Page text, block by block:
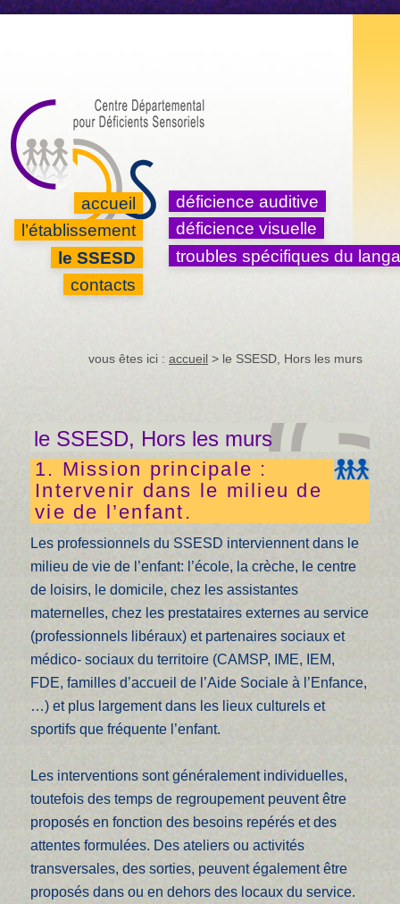
accueil
l’établissement
le SSESD
contacts
déficience auditive
déficience visuelle
troubles spécifiques du
vous êtes ici : accueil > le SSESD, Hors les murs
le SSESD, Hors les murs
1. Mission principale :
Intervenir dans le milieu de
vie de l’enfant.
Les professionnels du SSESD interviennent dans le
milieu de vie de l’enfant: l’école, la crèche, le centre
de loisirs, le domicile, chez les assistantes
maternelles, chez les prestataires externes au service
(professionnels libéraux) et partenaires sociaux et
médico- sociaux du territoire (CAMSP, IME, IEM,
FDE, familles d’accueil de l’Aide Sociale à l’Enfance,
…) et plus largement dans les lieux culturels et
sportifs que fréquente l’enfant.
Les interventions sont généralement individuelles,
toutefois des temps de regroupement peuvent être
proposés en fonction des besoins repérés et des
attentes formulées. Des ateliers ou activités
transversales, des sorties, peuvent également être
proposés dans ou en dehors des locaux du service.